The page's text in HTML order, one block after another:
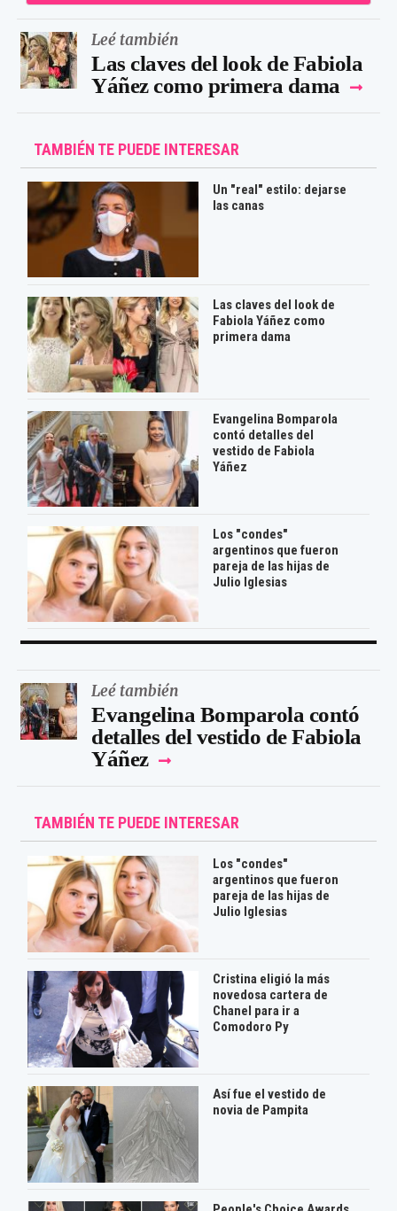
Leé también
Las claves del look de Fabiola
Yáñez como primera dama
TAMBIÉN TE PUEDE INTERESAR
Un "real" estilo: dejarse
las canas
Las claves del look de
Fabiola Yáñez como
primera dama
Evangelina Bomparola
contó detalles del
vestido de Fabiola
Yáñez
Los "condes"
argentinos que fueron
pareja de las hijas de
Julio Iglesias
Leé también
Evangelina Bomparola contó
detalles del vestido de Fabiola
Yáñez
TAMBIÉN TE PUEDE INTERESAR
Los "condes"
argentinos que fueron
pareja de las hijas de
Julio Iglesias
Cristina eligió la más
novedosa cartera de
Chanel para ir a
Comodoro Py
Así fue el vestido de
novia de Pampita